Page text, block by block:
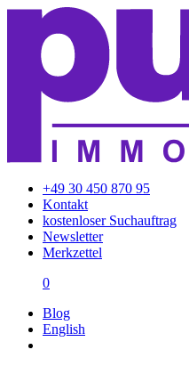
+49 30 450 870 95
Kontakt
kostenloser Suchauftrag
Newsletter
Merkzettel
0
Blog
English